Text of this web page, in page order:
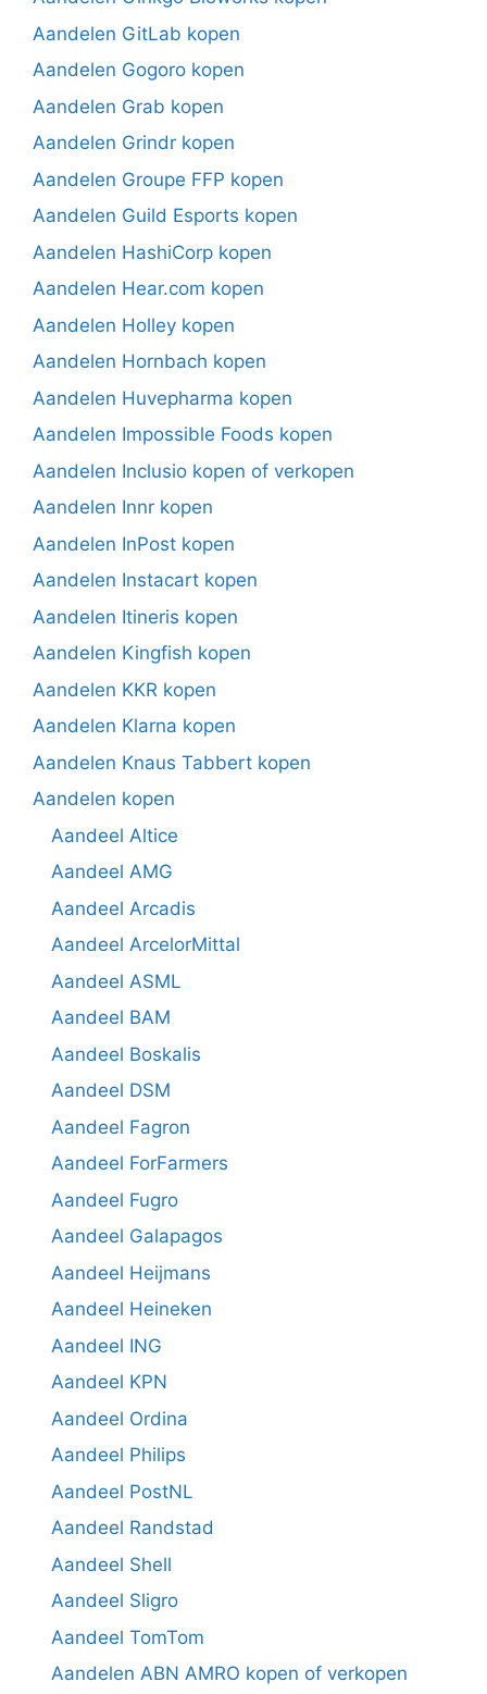
Aandelen GitLab kopen
Aandelen Gogoro kopen
Aandelen Grab kopen
Aandelen Grindr kopen
Aandelen Groupe FFP kopen
Aandelen Guild Esports kopen
Aandelen HashiCorp kopen
Aandelen Hear.com kopen
Aandelen Holley kopen
Aandelen Hornbach kopen
Aandelen Huvepharma kopen
Aandelen Impossible Foods kopen
Aandelen Inclusio kopen of verkopen
Aandelen Innr kopen
Aandelen InPost kopen
Aandelen Instacart kopen
Aandelen Itineris kopen
Aandelen Kingfish kopen
Aandelen KKR kopen
Aandelen Klarna kopen
Aandelen Knaus Tabbert kopen
Aandelen kopen
Aandeel Altice
Aandeel AMG
Aandeel Arcadis
Aandeel ArcelorMittal
Aandeel ASML
Aandeel BAM
Aandeel Boskalis
Aandeel DSM
Aandeel Fagron
Aandeel ForFarmers
Aandeel Fugro
Aandeel Galapagos
Aandeel Heijmans
Aandeel Heineken
Aandeel ING
Aandeel KPN
Aandeel Ordina
Aandeel Philips
Aandeel PostNL
Aandeel Randstad
Aandeel Shell
Aandeel Sligro
Aandeel TomTom
Aandelen ABN AMRO kopen of verkopen